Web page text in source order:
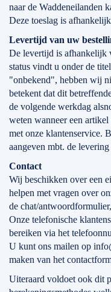
naar de Waddeneilanden
Deze toeslag is
Levertijd van uw
De levertijd is afhankelijk
status vindt u onder de
"onbekend", hebben wij
betekent dat dit
de volgende werkdag
weten wanneer een
met onze klantenservice.
aangeven mbt. de
Contact
Wij beschikken over een
helpen met vragen over
de chat/
Onze telefonische
bereiken via het
U kunt ons mailen op
maken van het
Uiteraard voldoet ook dit